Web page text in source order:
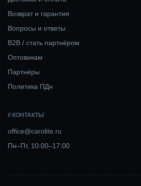
Возврат и гарантия
Вопросы и ответы
B2B / стать партнёром
Оптовикам
Партнёры
Политика ПДн
// КОНТАКТЫ
office@carolite.ru
Пн–Пт, 10:00–17:00